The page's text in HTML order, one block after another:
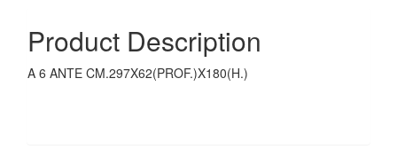
Product Description
A 6 ANTE CM.297X62(PROF.)X180(H.)